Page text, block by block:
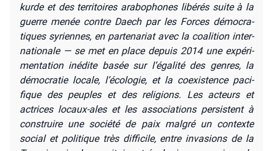
kurde et des ter­ri­toires ara­bo­phones libé­rés suite à la
guerre menée contre Daech par les Forces démo­cra­
tiques syriennes, en par­te­na­riat avec la coa­li­tion inter­
na­tio­nale — se met en place depuis 2014 une expé­ri­
men­ta­tion inédite basée sur l’égalité des genres, la
démo­cra­tie locale, l’écologie, et la coexis­tence paci­
fique des peuples et des reli­gions. Les acteurs et
actrices locaux-ales et les asso­cia­tions per­sistent à
construire une socié­té de paix mal­gré un contexte
social et poli­tique très dif­fi­cile, entre inva­sions de la